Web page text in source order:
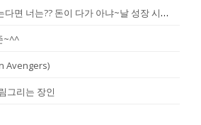
시어머니에게 10억받는다면 너는?? 돈이 다가 아냐~날 성장 시켜줄 남자...
~^^
Avengers)
그리는 장인